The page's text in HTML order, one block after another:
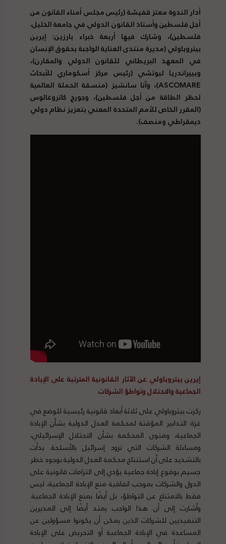
أدار الندوة معتز قفيشة (رئيس مجلس أمناء القانون من
أجل فلسطين وأستاذ القانون الدولي في جامعة الخليل،
فلسطين)، وشارك فيها أربعة خبراء بارزين: إيرين
بيتروباولي (مديرة منتدى العناية الواجبة بحقوق الإنسان
في المعهد البريطاني للقانون الدولي والمقارن)،
وبييراندريا ليوتشي (رئيس مركز أسكوماري للأبحاث
ASCOMARE)، وآنا سانشيز (منسقة الحملة العالمية
لحظر الطاقة من أجل فلسطين)، وجورج كاتروغالوس
(المقرر الخاص للأمم المتحدة المعني بتعزيز نظام دولي
ديمقراطي ومنصف).
إيرين بيتروباولي عن الآثار القانونية المترتبة على الإبادة
الجماعية والاحتلال وتواطؤ الشركات
ركزتبيتروباوليعلى ثلاثة أبعاد قانونية رئيسية للوضع في
غزة: التدابير المؤقتة لمحكمة العدل الدولية بشأن الإبادة
الجماعية، وفتوى المحكمة بشأن الاحتلال الإسرائيلي،
ومساءلة الشركات التي تزود إسرائيل بالأسلحة. بدأت
بالتشديد على أن استنتاج محكمة العدل الدولية بوجود خطر
جسيم بوقوع إبادة جماعية يؤدي إلى التزامات قانونية على
الدول والشركات بموجب اتفاقية منع الإبادة الجماعية، ليس
فقط بالامتناع عن التواطؤ، بل أيضًا بمنع الإبادة الجماعية.
وأشارت إلى أن هذا الواجب يمتد أيضًا إلى المديرين
التنفيذيين للشركات الذين يمكن أن يكونوا مسؤولين عن
المساعدة في الإبادة الجماعية أو التحريض على الإبادة